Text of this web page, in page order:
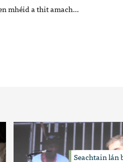
mhéid a thit amach...
Seachtain lán